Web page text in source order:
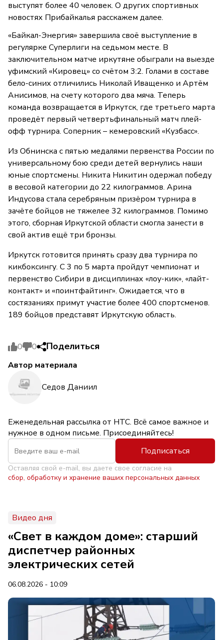
выступят более 40 человек. О других спортивных
новостях Прибайкалья расскажем далее.
«Байкал-Энергия» завершила своё выступление в
регулярке Суперлиги на седьмом месте. В
заключительном матче иркутяне обыграли на выезде
уфимский «Кировец» со счётом 3:2. Голами в составе
бело-синих отличились Николай Иващенко и Артём
Анисимов, на счету которого два мяча. Теперь
команда возвращается в Иркутск, где третьего марта
проведёт первый четвертьфинальный матч плей-
офф турнира. Соперник – кемеровский «Кузбасс».
Из Обнинска с пятью медалями первенства России по
универсальному бою среди детей вернулись наши
юные спортсмены. Никита Никитин одержал победу
в весовой категории до 22 килограммов. Арина
Индусова стала серебряным призёром турнира в
зачёте бойцов не тяжелее 32 килограммов. Помимо
этого, сборная Иркутской области смогла занести в
свой актив ещё три бронзы.
Иркутск готовится принять сразу два турнира по
кикбоксингу. С 3 по 5 марта пройдут чемпионат и
первенство Сибири в дисциплинах «лоу-кик», «лайт-
контакт» и «поинтфайтинг». Ожидается, что в
состязаниях примут участие более 400 спортсменов.
189 бойцов представят Иркутскую область.
0 0 Поделиться
Автор материала
Седов Даниил
Еженедельная рассылка от НТС. Всё самое важное и
нужное в одном письме. Присоединяйтесь!
Подписаться
Оставляя свой e-mail, вы даете свое согласие на
сбор, обработку и хранение ваших персональных данных
Видео дня
«Свет в каждом доме»: старший
диспетчер районных
электрических сетей
06.08.2026 - 10:09